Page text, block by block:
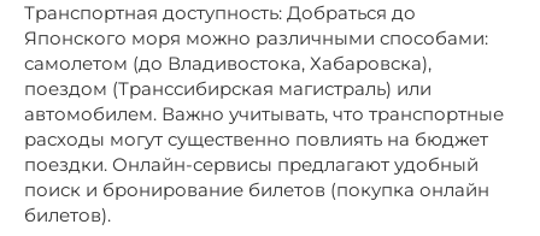
Транспортная доступность: Добраться до
Японского моря можно различными способами:
самолетом (до Владивостока, Хабаровска),
поездом (Транссибирская магистраль) или
автомобилем. Важно учитывать, что транспортные
расходы могут существенно повлиять на бюджет
поездки. Онлайн-сервисы предлагают удобный
поиск и бронирование билетов (покупка онлайн
билетов).